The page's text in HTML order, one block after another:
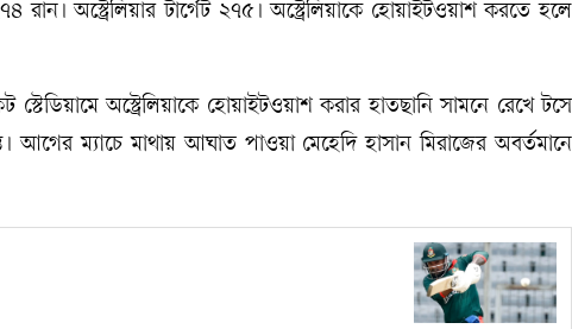
রান। অস্ট্রেলিয়ার টার্গেট ২৭৫। অস্ট্রেলিয়াকে হোয়াইটওয়াশ করতে হলে
অস্ট্রেলিয়াকে হোয়াইটওয়াশ করার হাতছানি সামনে রেখে টসে
আগের ম্যাচে মাথায় আঘাত পাওয়া মেহেদি হাসান মিরাজের অবর্তমানে